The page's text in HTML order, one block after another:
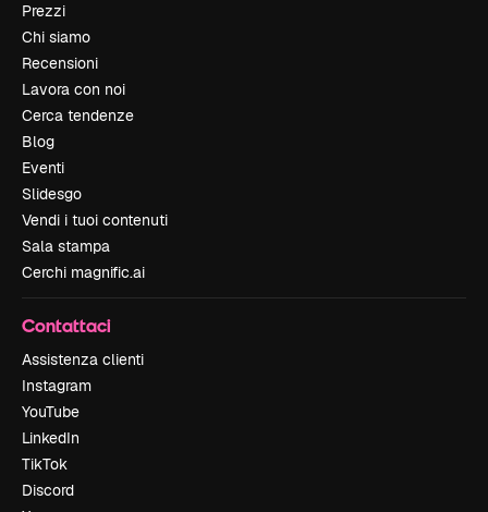
Prezzi
Chi siamo
Recensioni
Lavora con noi
Cerca tendenze
Blog
Eventi
Slidesgo
Vendi i tuoi contenuti
Sala stampa
Cerchi magnific.ai
Contattaci
Assistenza clienti
Instagram
YouTube
LinkedIn
TikTok
Discord